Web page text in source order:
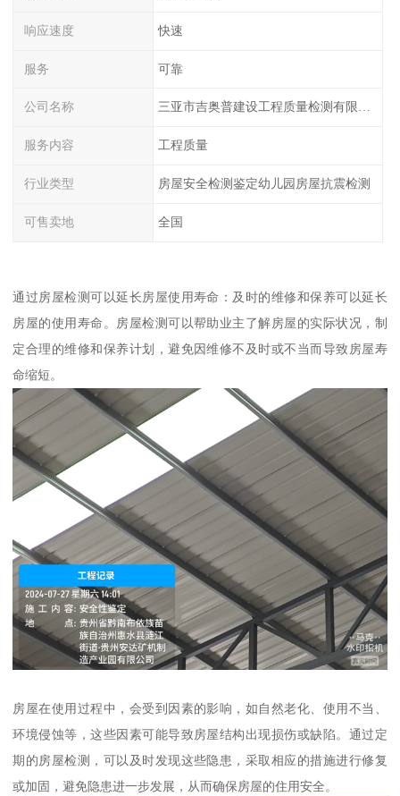
响应速度 快速
服务 可靠
公司名称 三亚市吉奥普建设工程质量检测有限公司陕西分公司
服务内容 工程质量
行业类型 房屋安全检测鉴定幼儿园房屋抗震检测
可售卖地 全国
通过房屋检测可以延长房屋使用寿命：及时的维修和保养可以延长
房屋的使用寿命。房屋检测可以帮助业主了解房屋的实际状况，制
定合理的维修和保养计划，避免因维修不及时或不当而导致房屋寿
命缩短。
房屋在使用过程中，会受到因素的影响，如自然老化、使用不当、
环境侵蚀等，这些因素可能导致房屋结构出现损伤或缺陷。通过定
期的房屋检测，可以及时发现这些隐患，采取相应的措施进行修复
或加固，避免隐患进一步发展，从而确保房屋的住用安全。